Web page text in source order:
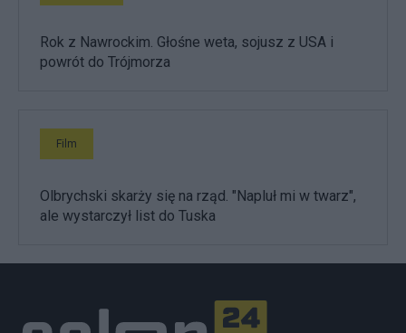
Rok z Nawrockim. Głośne weta, sojusz z USA i
powrót do Trójmorza
Film
Olbrychski skarży się na rząd. "Napluł mi w twarz",
ale wystarczył list do Tuska